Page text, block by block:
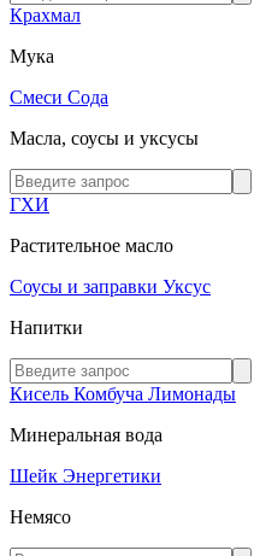
Крахмал
Мука
Смеси Сода
Масла, соусы и уксусы
ГХИ
Растительное масло
Соусы и заправки Уксус
Напитки
Кисель Комбуча Лимонады
Минеральная вода
Шейк Энергетики
Немясо